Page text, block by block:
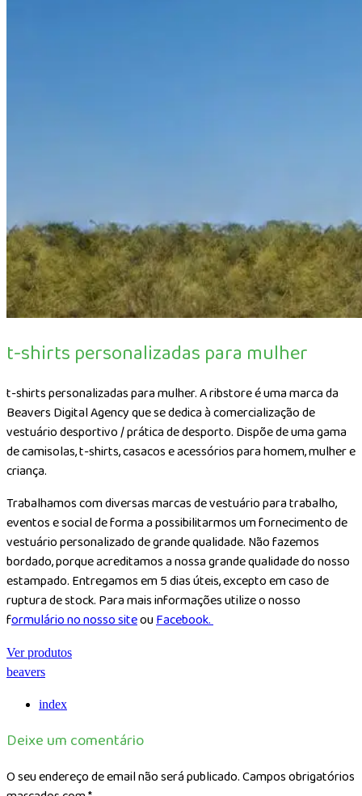
t-shirts personalizadas para mulher
t-shirts personalizadas para mulher. A ribstore é uma marca da
Beavers Digital Agency que se dedica à comercialização de
vestuário desportivo / prática de desporto. Dispõe de uma gama
de camisolas, t-shirts, casacos e acessórios para homem, mulher e
criança.
Trabalhamos com diversas marcas de vestuário para trabalho,
eventos e social de forma a possibilitarmos um fornecimento de
vestuário personalizado de grande qualidade. Não fazemos
bordado, porque acreditamos a nossa grande qualidade do nosso
estampado. Entregamos em 5 dias úteis, excepto em caso de
ruptura de stock. Para mais informações utilize o nosso
formulário no nosso siteouFacebook.
Ver produtos
beavers
index
Deixe um comentário
O seu endereço de email não será publicado.Campos obrigatórios